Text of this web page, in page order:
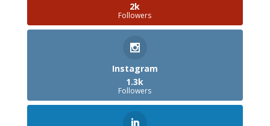
2k
Followers
Instagram
1.3k
Followers